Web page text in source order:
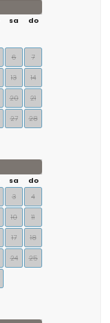
sa do
6 7
13 14
20 21
27 28
sa
do
3 4
10 11
17 18
24 25